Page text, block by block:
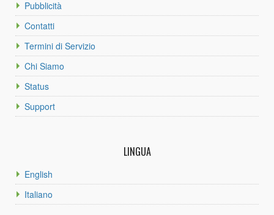
Pubblicità
Contatti
Termini di Servizio
Chi Siamo
Status
Support
LINGUA
English
Italiano